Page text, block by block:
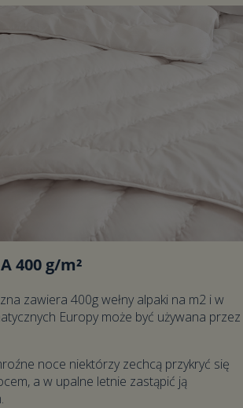
400 g/m²
zawiera 400g wełny alpaki na m2 i w
Europy może być używana przez
noce niektórzy zechcą przykryć się
a w upalne letnie zastąpić ją